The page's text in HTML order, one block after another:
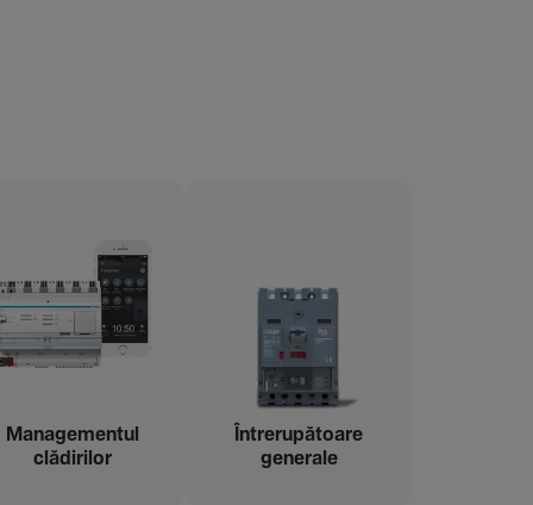
Managementul
clădi­rilor
Între­ru­pă­toare
gene­rale